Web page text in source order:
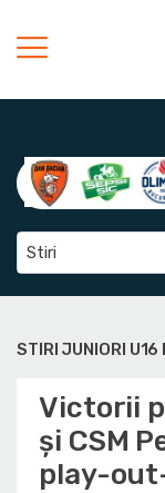
Stiri
STIRI JUNIORI U16
Victorii
și CSM
play-